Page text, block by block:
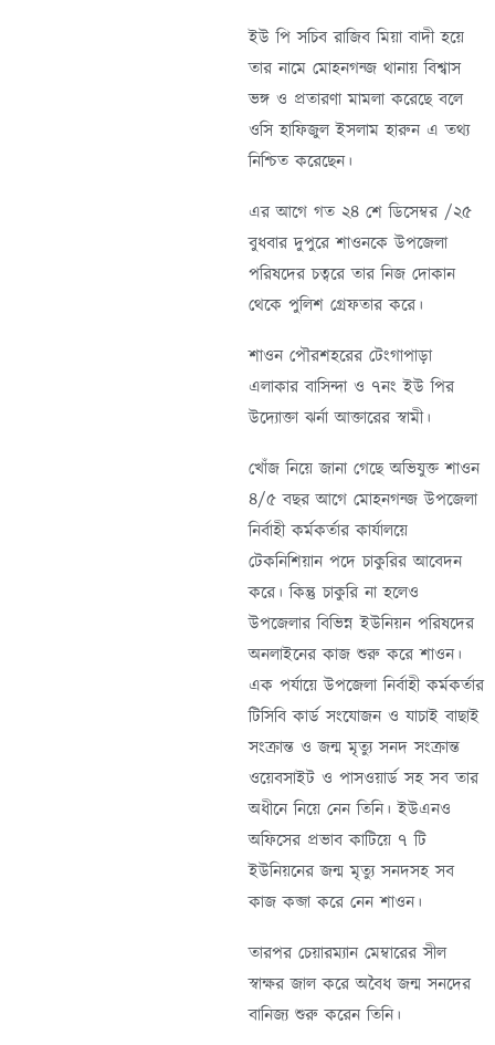
ইউ পি সচিব রাজিব মিয়া বাদী হয়ে
তার নামে মোহনগন্জ থানায় বিশ্বাস
ভঙ্গ ও প্রতারণা মামলা করেছে বলে
ওসি হাফিজুল ইসলাম হারুন এ তথ্য
নিশ্চিত করেছেন।
এর আগে গত ২৪ শে ডিসেম্বর /২৫
বুধবার দুপুরে শাওনকে উপজেলা
পরিষদের চত্বরে তার নিজ দোকান
থেকে পুলিশ গ্রেফতার করে।
শাওন পৌরশহরের টেংগাপাড়া
এলাকার বাসিন্দা ও ৭নং ইউ পির
উদ্যোক্তা ঝর্না আক্তারের স্বামী।
খোঁজ নিয়ে জানা গেছে অভিযুক্ত শাওন
৪/৫ বছর আগে মোহনগন্জ উপজেলা
নির্বাহী কর্মকর্তার কার্যালয়ে
টেকনিশিয়ান পদে চাকুরির আবেদন
করে। কিন্তু চাকুরি না হলেও
উপজেলার বিভিন্ন ইউনিয়ন পরিষদের
অনলাইনের কাজ শুরু করে শাওন।
এক পর্যায়ে উপজেলা নির্বাহী কর্মকর্তার
টিসিবি কার্ড সংযোজন ও যাচাই বাছাই
সংক্রান্ত ও জন্ম মৃত্যু সনদ সংক্রান্ত
ওয়েবসাইট ও পাসওয়ার্ড সহ সব তার
অধীনে নিয়ে নেন তিনি। ইউএনও
অফিসের প্রভাব কাটিয়ে ৭ টি
ইউনিয়নের জন্ম মৃত্যু সনদসহ সব
কাজ কব্জা করে নেন শাওন।
তারপর চেয়ারম্যান মেম্বারের সীল
স্বাক্ষর জাল করে অবৈধ জন্ম সনদের
বানিজ্য শুরু করেন তিনি।